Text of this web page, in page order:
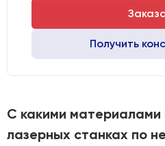
Получить
С какими
лазерных станках по